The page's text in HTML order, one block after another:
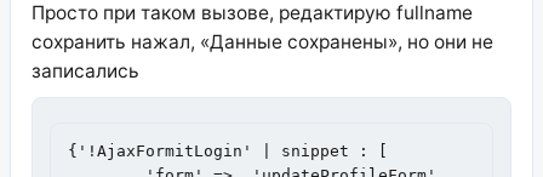
Просто при таком вызове, редактирую fullname
сохранить нажал, «Данные сохранены», но они не
записались
{'!AjaxFormitLogin' | snippet : [